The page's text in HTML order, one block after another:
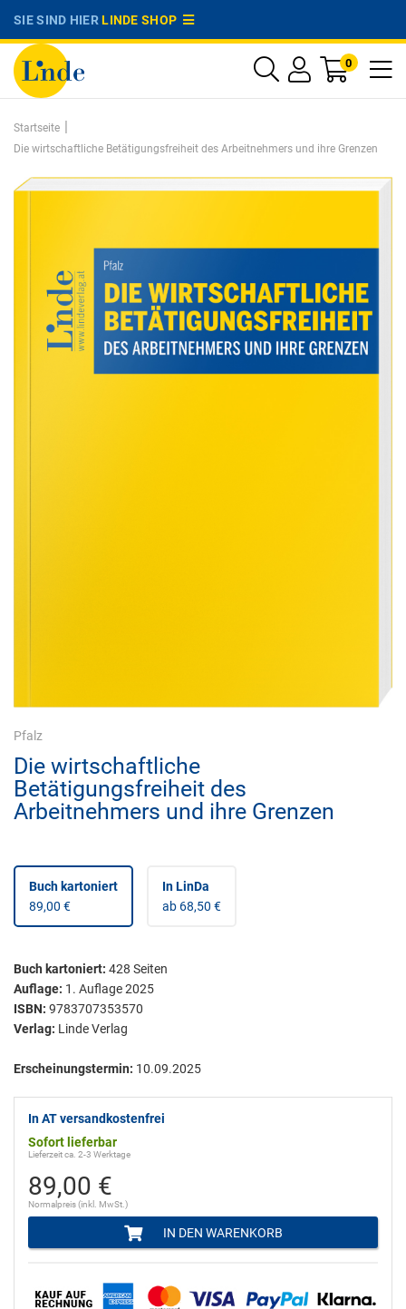
SIE SIND HIERLINDE SHOP
0
Startseite |
Die wirtschaftliche Betätigungsfreiheit des Arbeitnehmers und ihre Grenzen
Pfalz
Die wirtschaftliche
Betätigungsfreiheit des
Arbeitnehmers und ihre Grenzen
Buch kartoniert
89,00 €
In LinDa
ab 68,50 €
Buch kartoniert: 428 Seiten
Auflage: 1. Auflage 2025
ISBN: 9783707353570
Verlag: Linde Verlag
Erscheinungstermin: 10.09.2025
In AT versandkostenfrei
Sofort lieferbar
Lieferzeit ca. 2-3 Werktage
89,00 €
Normalpreis (inkl. MwSt.)
IN DEN WARENKORB